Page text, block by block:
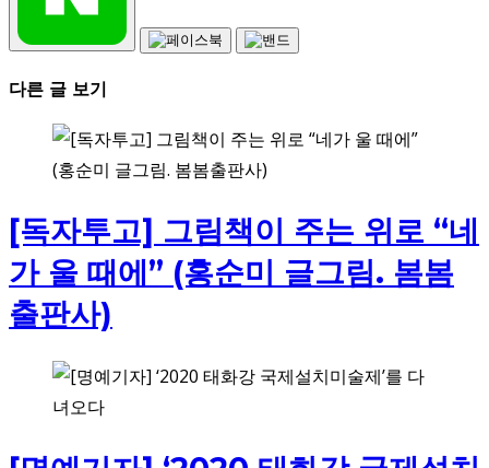
다른 글 보기
[독자투고] 그림책이 주는 위로 “네
가 울 때에” (홍순미 글그림. 봄봄
출판사)